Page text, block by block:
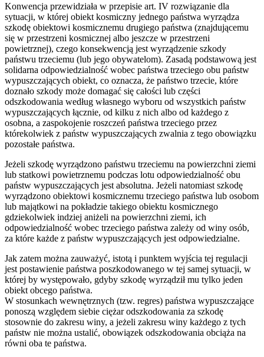
Konwencja przewidziała w przepisie art. IV rozwiązanie dla
sytuacji, w której obiekt kosmiczny jednego państwa wyrządza
szkodę obiektowi kosmicznemu drugiego państwa (znajdującemu
się w przestrzeni kosmicznej albo jeszcze w przestrzeni
powietrznej), czego konsekwencją jest wyrządzenie szkody
państwu trzeciemu (lub jego obywatelom). Zasadą podstawową jest
solidarna odpowiedzialność wobec państwa trzeciego obu państw
wypuszczających obiekt, co oznacza, że państwo trzecie, które
doznało szkody może domagać się całości lub części
odszkodowania według własnego wyboru od wszystkich państw
wypuszczających łącznie, od kilku z nich albo od każdego z
osobna, a zaspokojenie roszczeń państwa trzeciego przez
którekolwiek z państw wypuszczających zwalnia z tego obowiązku
pozostałe państwa.
Jeżeli szkodę wyrządzono państwu trzeciemu na powierzchni ziemi
lub statkowi powietrznemu podczas lotu odpowiedzialność obu
państw wypuszczających jest absolutna. Jeżeli natomiast szkodę
wyrządzono obiektowi kosmicznemu trzeciego państwa lub osobom
lub majątkowi na pokładzie takiego obiektu kosmicznego
gdziekolwiek indziej aniżeli na powierzchni ziemi, ich
odpowiedzialność wobec trzeciego państwa zależy od winy osób,
za które każde z państw wypuszczających jest odpowiedzialne.
Jak zatem można zauważyć, istotą i punktem wyjścia tej regulacji
jest postawienie państwa poszkodowanego w tej samej sytuacji, w
której by występowało, gdyby szkodę wyrządził mu tylko jeden
obiekt obcego państwa.
W stosunkach wewnętrznych (tzw. regres) państwa wypuszczające
ponoszą względem siebie ciężar odszkodowania za szkodę
stosownie do zakresu winy, a jeżeli zakresu winy każdego z tych
państw nie można ustalić, obowiązek odszkodowania obciąża na
równi oba te państwa.